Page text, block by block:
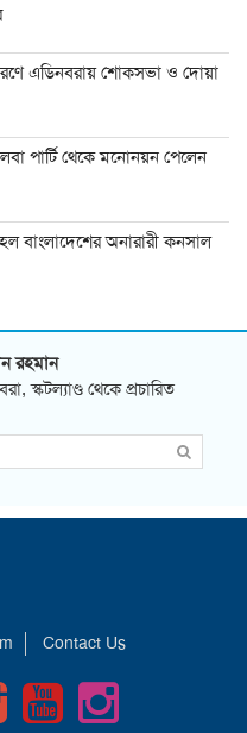
এডিনবরায় শোকসভা ও দোয়া
পার্টি থেকে মনোনয়ন পেলেন
বাংলাদেশের অনারারী কনসাল
রহমান
স্কটল্যাণ্ড থেকে প্রচারিত
Contact Us